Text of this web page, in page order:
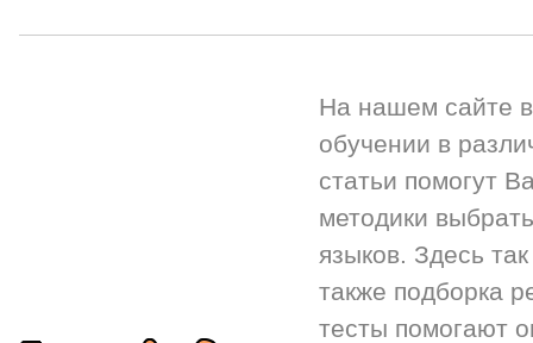
На нашем сайте
обучении в
статьи помогут
методики
языков. Здесь
также подборка
тесты помогают